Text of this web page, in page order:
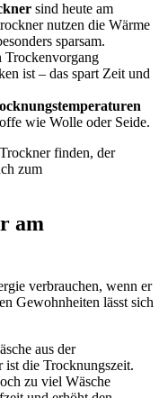
sind heute am
nutzen die Wärme
sparsam.
Trockenvorgang
ist – das spart Zeit und
wie Wolle oder Seide.
finden, der
zum
am
verbrauchen, wenn er
Gewohnheiten lässt sich
aus der
ist die Trocknungszeit.
zu viel Wäsche